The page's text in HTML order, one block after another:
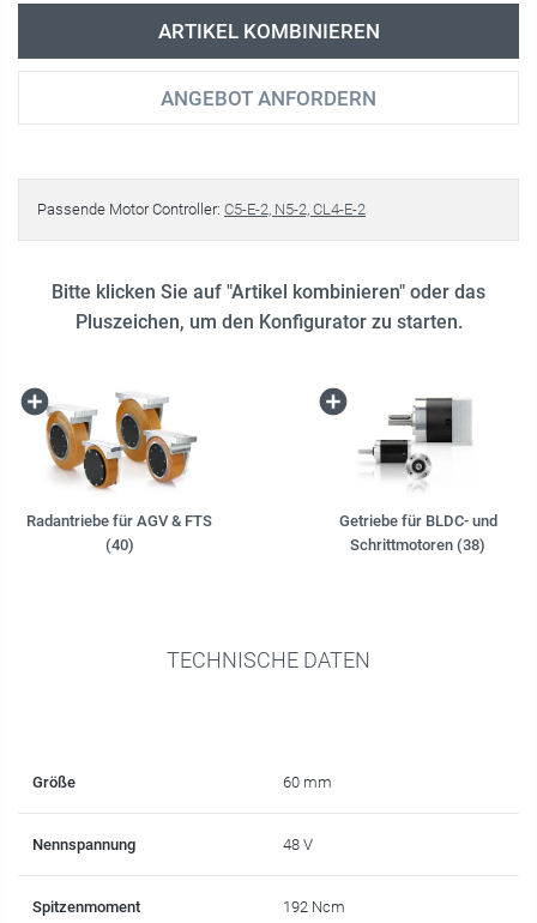
ARTIKEL KOMBINIEREN
ANGEBOT ANFORDERN
Passende Motor Controller: C5-E-2, N5-2, CL4-E-2
Bitte klicken Sie auf "Artikel kombinieren" oder das
Pluszeichen, um den Konfigurator zu starten.
Radantriebe für AGV & FTS
(40)
Getriebe für BLDC- und
Schrittmotoren (38)
TECHNISCHE DATEN
Größe 60 mm
Nennspannung 48 V
Spitzenmoment 192 Ncm